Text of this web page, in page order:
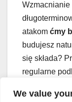
We value
Wzmacnianie
atakom ćmy
budujesz
się składa?
regularne
dostarczy